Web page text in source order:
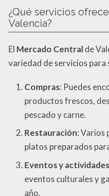
¿Qué servicios
Valencia?
El Mercado Centralde
variedad de servicios para
Compras: Puedes
productos frescos,
pescado y carne.
Restauración: Varios
platos preparados
Eventos y actividades
eventos culturales y
año.